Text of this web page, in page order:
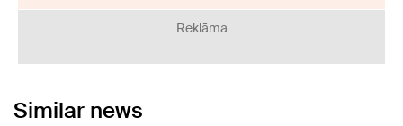
Reklāma
Similar news